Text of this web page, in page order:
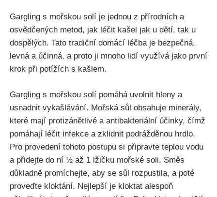
Gargling s mořskou solí je jednou ‍z přírodních a
osvědčených metod, jak⁤ léčit kašel jak u dětí, tak u
dospělých. Tato tradiční domácí léčba je bezpečná,
levná a účinná,‌ a proto ji mnoho lidí využívá jako první
⁤krok při potížích s kašlem.
Gargling s mořskou solí pomáhá uvolnit hleny a⁤
usnadnit vykašlávání. Mořská sůl obsahuje minerály,
které mají protizánětlivé a antibakteriální účinky, čímž
pomáhají léčit infekce a zklidnit podrážděnou​ hrdlo.
Pro provedení tohoto postupu si připravte‌ teplou vodu
a ‍přidejte do ní ½ až 1 lžičku mořské⁢ soli. Směs
důkladně promíchejte,⁢ aby se sůl rozpustila, a poté
proveďte kloktání. Nejlepší je kloktat alespoň